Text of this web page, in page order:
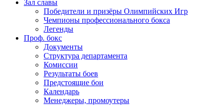
Зал славы
Победители и призёры Олимпийских Игр
Чемпионы профессионального бокса
Легенды
Проф. бокс
Документы
Структура департамента
Комиссии
Результаты боев
Предстоящие бои
Календарь
Менеджеры, промоутеры